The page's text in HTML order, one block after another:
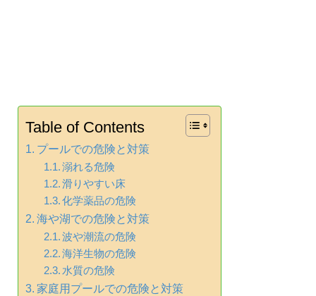
Table of Contents
プールでの危険と対策
溺れる危険
滑りやすい床
化学薬品の危険
海や湖での危険と対策
波や潮流の危険
海洋生物の危険
水質の危険
家庭用プールでの危険と対策